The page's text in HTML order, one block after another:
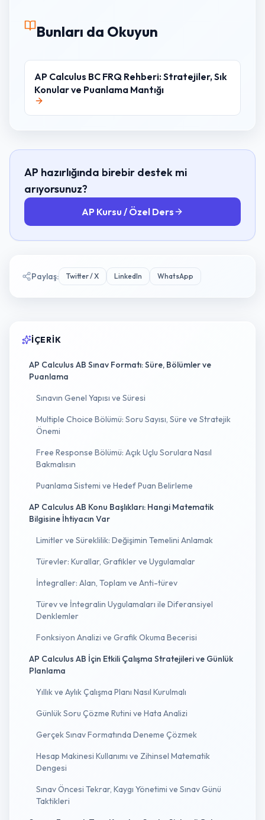
Bunları da Okuyun
AP Calculus BC FRQ Rehberi: Stratejiler, Sık
Konular ve Puanlama Mantığı
AP hazırlığında birebir destek mi
arıyorsunuz?
AP Kursu / Özel Ders
Paylaş: Twitter / X LinkedIn WhatsApp
İÇERIK
AP Calculus AB Sınav Formatı: Süre, Bölümler ve
Puanlama
Sınavın Genel Yapısı ve Süresi
Multiple Choice Bölümü: Soru Sayısı, Süre ve Stratejik
Önemi
Free Response Bölümü: Açık Uçlu Sorulara Nasıl
Bakmalısın
Puanlama Sistemi ve Hedef Puan Belirleme
AP Calculus AB Konu Başlıkları: Hangi Matematik
Bilgisine İhtiyacın Var
Limitler ve Süreklilik: Değişimin Temelini Anlamak
Türevler: Kurallar, Grafikler ve Uygulamalar
İntegraller: Alan, Toplam ve Anti-türev
Türev ve İntegralin Uygulamaları ile Diferansiyel
Denklemler
Fonksiyon Analizi ve Grafik Okuma Becerisi
AP Calculus AB İçin Etkili Çalışma Stratejileri ve Günlük
Planlama
Yıllık ve Aylık Çalışma Planı Nasıl Kurulmalı
Günlük Soru Çözme Rutini ve Hata Analizi
Gerçek Sınav Formatında Deneme Çözmek
Hesap Makinesi Kullanımı ve Zihinsel Matematik
Dengesi
Sınav Öncesi Tekrar, Kaygı Yönetimi ve Sınav Günü
Taktikleri